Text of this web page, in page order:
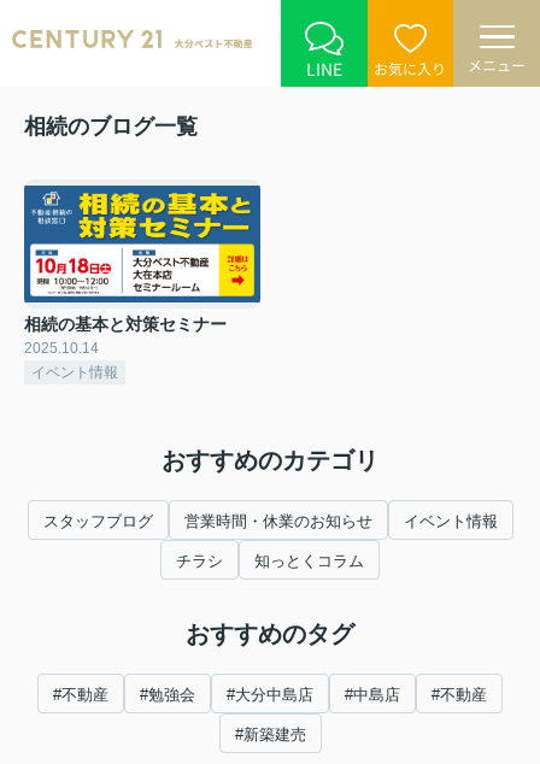
LINE お気に入り メニュー
相続のブログ一覧
相続の基本と対策セミナー
2025.10.14
イベント情報
おすすめのカテゴリ
スタッフブログ 営業時間・休業のお知らせ イベント情報
チラシ 知っとくコラム
おすすめのタグ
#不動産 #勉強会 #大分中島店 #中島店 #不動産
#新築建売